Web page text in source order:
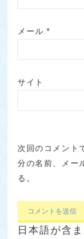
メール*
サイト
次回のコメント
分の名前、メー
る。
日本語が含